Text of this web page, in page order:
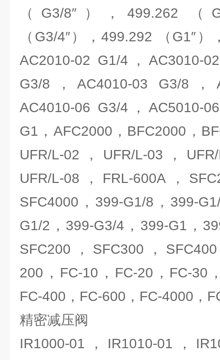
（G3/8″），499.262 （
（G3/4″），499.292 （G1″
AC2010-02 G1/4，AC3010-
G3/8，AC4010-03 G3/8，
AC4010-06 G3/4，AC5010-
G1，AFC2000，BFC2000，
UFR/L-02，UFR/L-03，
UFR/L-08，FRL-600A，
SFC4000，399-G1/8，399-
G1/2，399-G3/4，399-G1，
SFC200，SFC300，
200，FC-10，FC-20，FC-30
FC-400，FC-600，FC-4000，
精密减压阀
IR1000-01，IR1010-01，